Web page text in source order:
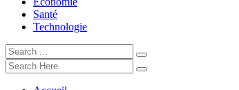
Santé
Technologie